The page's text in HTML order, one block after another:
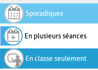
Sporadiques
En plusieurs séances
En classe seulement